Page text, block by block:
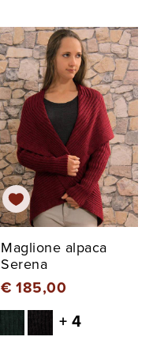
Maglione alpaca
Serena
€ 185,00
+ 4